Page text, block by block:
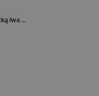
Pluszowy plecak dziecięcy 2w1 z maskotką lwa BARTEK 85850-42